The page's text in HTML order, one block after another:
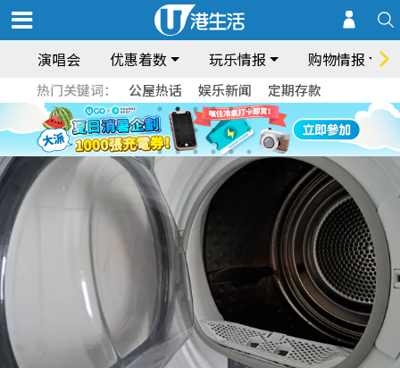
演唱会 优惠着数 玩乐情报 购物情报
热门关键词： 公屋热话 娱乐新闻 定期存款